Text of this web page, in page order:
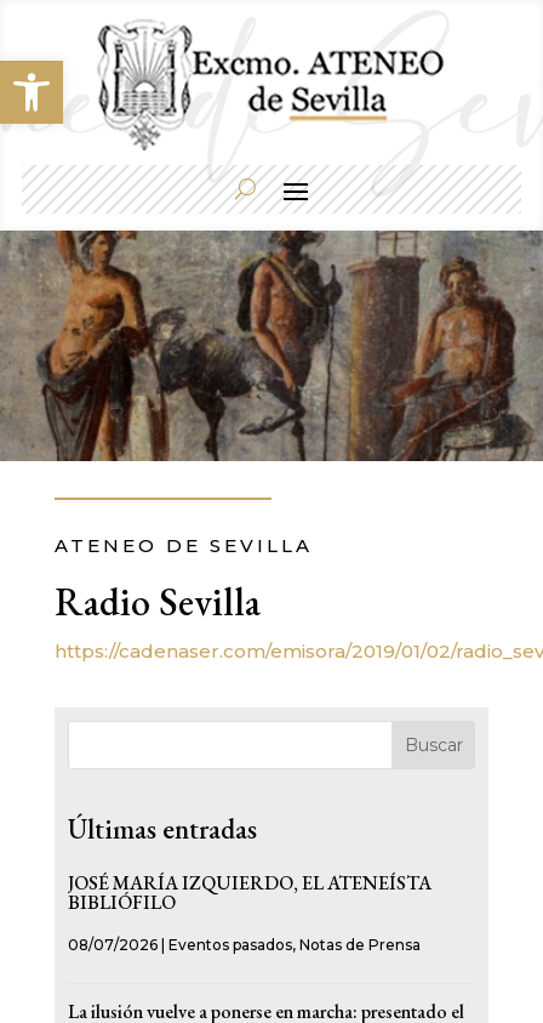
Abrir barra de herramientas
ATENEO DE SEVILLA
Radio Sevilla
https://cadenaser.com/emisora/2019/01/02/
Buscar
Últimas entradas
JOSÉ MARÍA IZQUIERDO, EL ATENEÍSTA
BIBLIÓFILO
08/07/2026| Eventos pasados, Notas de Prensa
La ilusión vuelve a ponerse en marcha: presentado el